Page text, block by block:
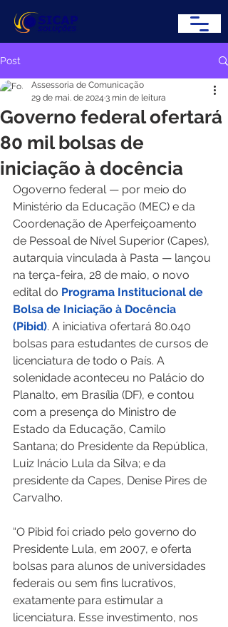
Post
Governo federal ofertará
80 mil bolsas de
iniciação à docência
Assessoria de Comunicação
29 de mai. de 2024 3 min de leitura
Ogoverno federal — por meio do
Ministério da Educação (MEC) e da
Coordenação de Aperfeiçoamento
de Pessoal de Nível Superior (Capes),
autarquia vinculada à Pasta — lançou
na terça-feira, 28 de maio, o novo
edital do Programa Institucional de
Bolsa de Iniciação à Docência
(Pibid). A iniciativa ofertará 80.040
bolsas para estudantes de cursos de
licenciatura de todo o País. A
solenidade aconteceu no Palácio do
Planalto, em Brasília (DF), e contou
com a presença do Ministro de
Estado da Educação, Camilo
Santana; do Presidente da República,
Luiz Inácio Lula da Silva; e da
presidente da Capes, Denise Pires de
Carvalho.
“O Pibid foi criado pelo governo do
Presidente Lula, em 2007, e oferta
bolsas para alunos de universidades
federais ou sem fins lucrativos,
exatamente para estimular a
licenciatura. Esse investimento, nos